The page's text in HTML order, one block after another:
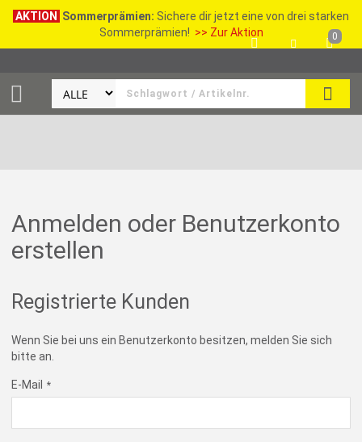
AKTION Sommerprämien: Sichere dir jetzt eine von drei starken
Sommerprämien! >> Zur Aktion 0
Anmelden oder Benutzerkonto
erstellen
Registrierte Kunden
Wenn Sie bei uns ein Benutzerkonto besitzen, melden Sie sich
bitte an.
E-Mail